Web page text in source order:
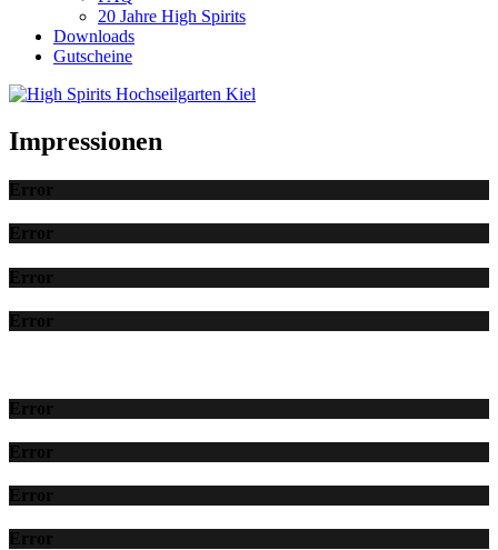
20 Jahre High Spirits
Downloads
Gutscheine
Impressionen
Error
Error
Error
Error
Error
Error
Error
Error